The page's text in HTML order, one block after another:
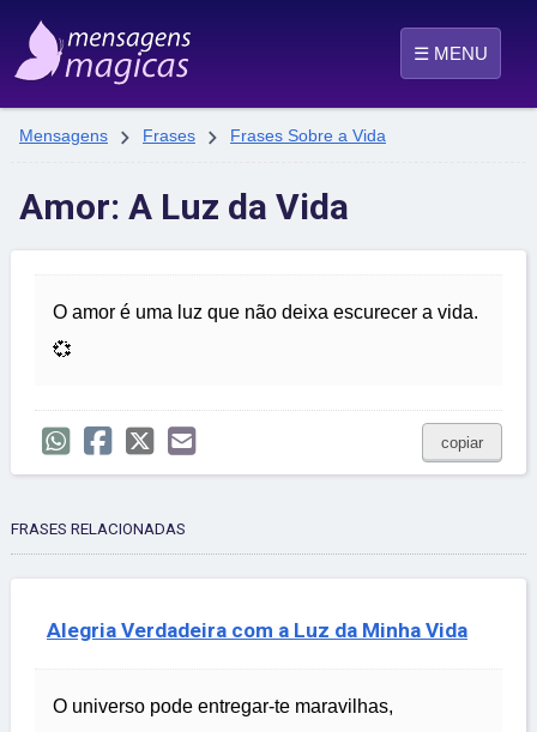
☰ MENU
Mensagens  Frases  Frases Sobre a Vida
Amor: A Luz da Vida
O amor é uma luz que não deixa escurecer a vida.
💞
copiar
FRASES RELACIONADAS
Alegria Verdadeira com a Luz da Minha Vida
O universo pode entregar-te maravilhas,